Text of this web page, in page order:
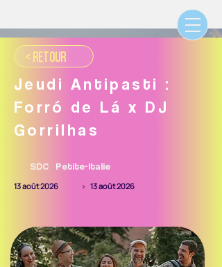
< RETOUR
Jeudi Antipasti :
Forró de Lá x DJ
Gorrilhas
SDC Petite-Italie
13 août 2026 > 13 août 2026